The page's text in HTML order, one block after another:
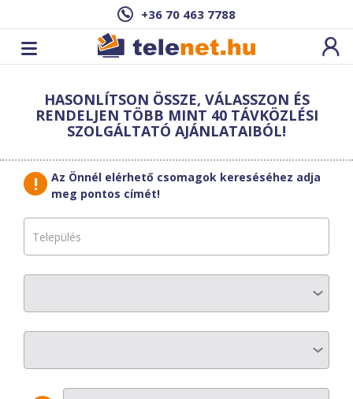
+36 70 463 7788
Ez a csomag sajnos nem elérhető az Ön
címén.Megnézem másik címen!
vissza a szolgáltatásokhoz
PR-TELECOM
AZ ELŐFIZETÉS RÉSZLETEI
Egyszeri díj: 0 Ft
HASONLÍTSON ÖSSZE, VÁLASSZON ÉS
RENDELJEN TÖBB MINT 40 TÁVKÖZLÉSI
SZOLGÁLTATÓ AJÁNLATAIBÓL!
Az Önnél elérhető csomagok kereséséhez adja
meg pontos címét!